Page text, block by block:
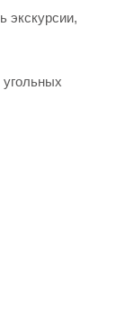
экскурсии,